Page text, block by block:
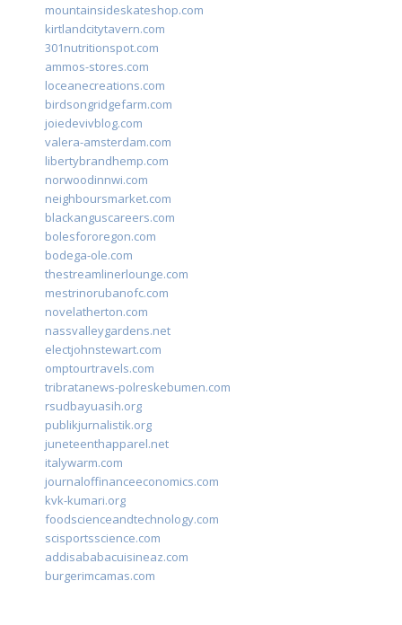
mountainsideskateshop.com
kirtlandcitytavern.com
301nutritionspot.com
ammos-stores.com
loceanecreations.com
birdsongridgefarm.com
joiedevivblog.com
valera-amsterdam.com
libertybrandhemp.com
norwoodinnwi.com
neighboursmarket.com
blackanguscareers.com
bolesfororegon.com
bodega-ole.com
thestreamlinerlounge.com
mestrinorubanofc.com
novelatherton.com
nassvalleygardens.net
electjohnstewart.com
omptourtravels.com
tribratanews-polreskebumen.com
rsudbayuasih.org
publikjurnalistik.org
juneteenthapparel.net
italywarm.com
journaloffinanceeconomics.com
kvk-kumari.org
foodscienceandtechnology.com
scisportsscience.com
addisababacuisineaz.com
burgerimcamas.com